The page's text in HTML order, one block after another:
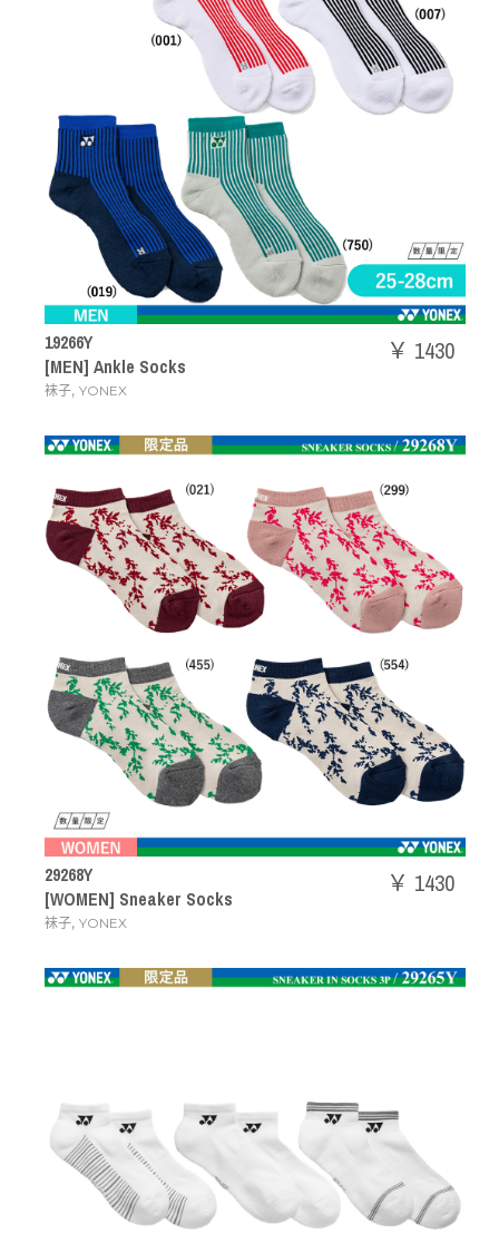
19266Y
[MEN] Ankle Socks
袜子, YONEX
￥ 1430
29268Y
[WOMEN] Sneaker Socks
袜子, YONEX
￥ 1430